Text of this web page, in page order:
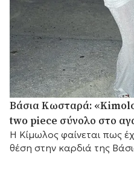
Βάσια Κωσταρά:
two piece σύνολο στο
Η Κίμωλος φαίνεται πως
θέση στην καρδιά της